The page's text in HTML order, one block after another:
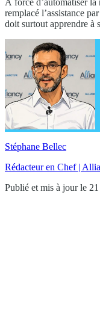
remplacé l’assistance
doit surtout apprendre à
Stéphane Bellec
Rédacteur en Chef |
Publié et mis à jour le